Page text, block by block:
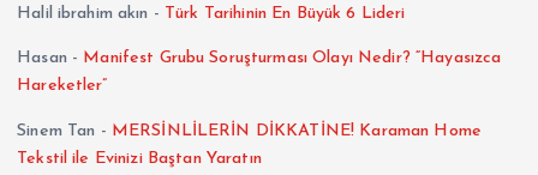
Halil ibrahim akın - Türk Tarihinin En Büyük 6 Lideri
Hasan - Manifest Grubu Soruşturması Olayı Nedir? “Hayasızca
Hareketler”
Sinem Tan - MERSİNLİLERİN DİKKATİNE! Karaman Home
Tekstil ile Evinizi Baştan Yaratın